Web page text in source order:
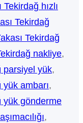
hızlı
Tekirdağ
Tekirdağ
nakliye
parsiyel yük
yük ambarı
yük gönderme